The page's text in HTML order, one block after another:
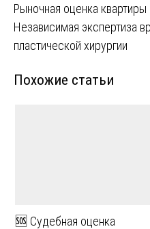
Навигация
по
Рыночная оценка
Независимая экспертиза
пластической хирургии
Похожие статьи
🆘 Судебная оценка